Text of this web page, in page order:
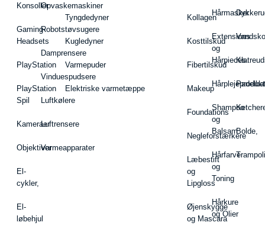
Konsoller
Gaming-
Headsets
PlayStation
PlayStation
Spil
Kameraer
Objektiver
El-
cykler,
El-
løbehjul
Opvaskemaskiner
Robotstøvsugere
Damprensere
Vinduespudsere
Luftkølere
Luftrensere
Varmeapparater
Tyngdedyner
Kugledyner
Varmepuder
Elektriske varmetæppe
Kollagen
Kosttilskud
Fibertilskud
Makeup
Foundations
Negleforstærkere
Læbestift
og
Lipgloss
Øjenskygge
og Mascara
Hårmasker
Extensions
og
Hårpieces
Shampoo
og
Balsam
Hårfarve
og
Toning
Hårkure
og Olier
Vandsko
Bolde,